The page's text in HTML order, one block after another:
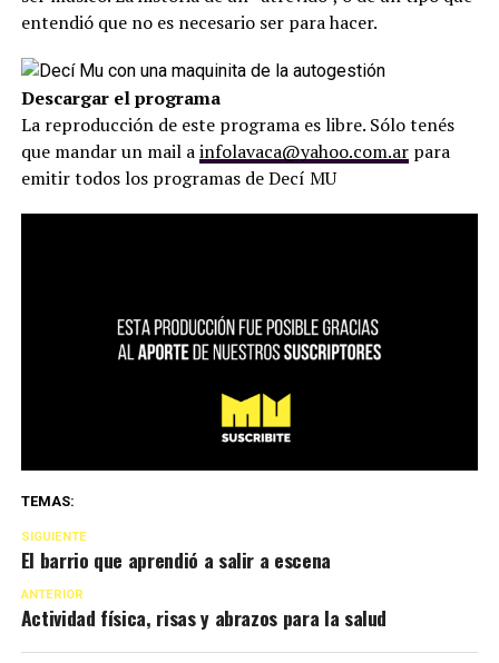
entendió que no es necesario ser para hacer.
Descargar el programa
La reproducción de este programa es libre. Sólo tenés
que mandar un mail ainfolavaca@yahoo.com.arpara
emitir todos los programas de Decí MU
TEMAS:
SIGUIENTE
El barrio que aprendió a salir a escena
ANTERIOR
Actividad física, risas y abrazos para la salud